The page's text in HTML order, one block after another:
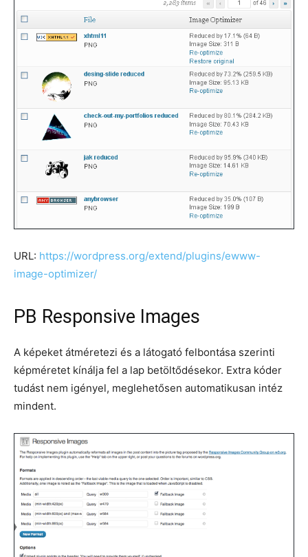
URL: https://wordpress.org/extend/plugins/ewww-
image-optimizer/
PB Responsive Images
A képeket átméretezi és a látogató felbontása szerinti
képméretet kínálja fel a lap betöltődésekor. Extra kóder
tudást nem igényel, meglehetősen automatikusan intéz
mindent.